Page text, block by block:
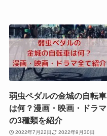
弱虫ペダルの金城の自転車
は何？漫画・映画・ドラマ
の3種類を紹介
2022年7月22日 2022年9月30日